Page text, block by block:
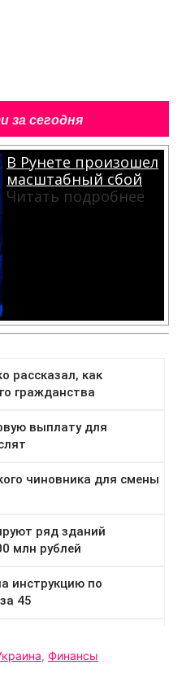
за сегодня
В Рунете произошел
масштабный сбой
Читать подробнее
, Финансы